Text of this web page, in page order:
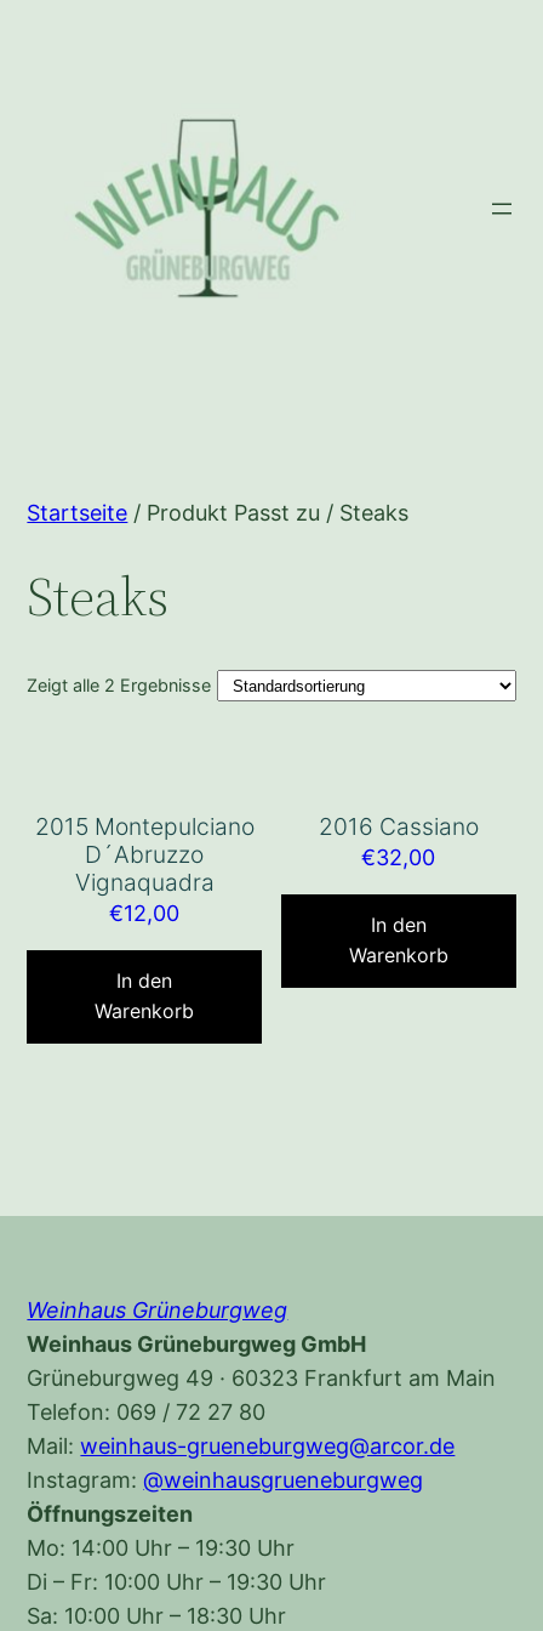
Startseite / Produkt Passt zu / Steaks
Steaks
Zeigt alle 2 Ergebnisse
2015 Montepulciano
D´Abruzzo
Vignaquadra
€12,00
In den
Warenkorb
2016 Cassiano
€32,00
In den
Warenkorb
Weinhaus Grüneburgweg
Weinhaus Grüneburgweg GmbH
Grüneburgweg 49 · 60323 Frankfurt am Main
Telefon: 069 / 72 27 80
Mail:weinhaus-grueneburgweg@arcor.de
Instagram:@weinhausgrueneburgweg
Öffnungszeiten
Mo: 14:00 Uhr – 19:30 Uhr
Di – Fr: 10:00 Uhr – 19:30 Uhr
Sa: 10:00 Uhr – 18:30 Uhr